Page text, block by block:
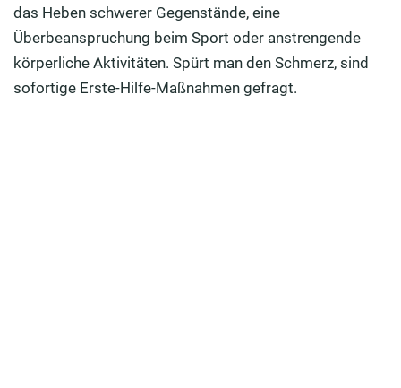
Naturheilkunde bei Prellungen helfen?
das Heben schwerer Gegenstände, eine
Überbeanspruchung beim Sport oder anstrengende
körperliche Aktivitäten. Spürt man den Schmerz, sind
sofortige Erste-Hilfe-Maßnahmen gefragt.